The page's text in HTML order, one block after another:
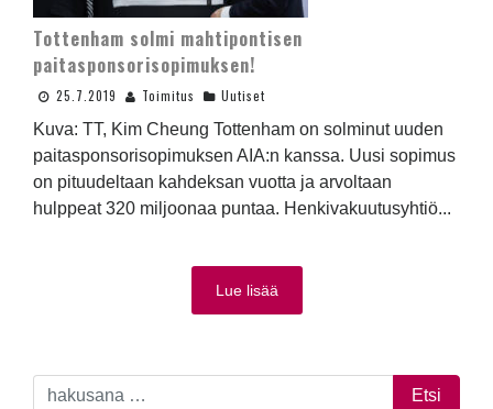
Tottenham solmi mahtipontisen
paitasponsorisopimuksen!
25.7.2019 Toimitus Uutiset
Kuva: TT, Kim Cheung Tottenham on solminut uuden
paitasponsorisopimuksen AIA:n kanssa. Uusi sopimus
on pituudeltaan kahdeksan vuotta ja arvoltaan
hulppeat 320 miljoonaa puntaa. Henkivakuutusyhtiö...
Lue lisää